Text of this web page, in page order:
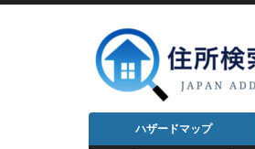
ハザードマップ